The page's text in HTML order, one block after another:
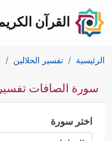
القرآن
الرئيسية تفسير الجلالين
سورة الصافات تفسير
اختر سورة